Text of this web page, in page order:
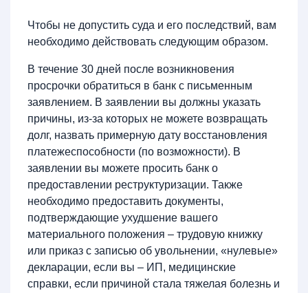
Чтобы не допустить суда и его последствий, вам
необходимо действовать следующим образом.
В течение 30 дней после возникновения
просрочки обратиться в банк с письменным
заявлением. В заявлении вы должны указать
причины, из-за которых не можете возвращать
долг, назвать примерную дату восстановления
платежеспособности (по возможности). В
заявлении вы можете просить банк о
предоставлении реструктуризации. Также
необходимо предоставить документы,
подтверждающие ухудшение вашего
материального положения – трудовую книжку
или приказ с записью об увольнении, «нулевые»
декларации, если вы – ИП, медицинские
справки, если причиной стала тяжелая болезнь и